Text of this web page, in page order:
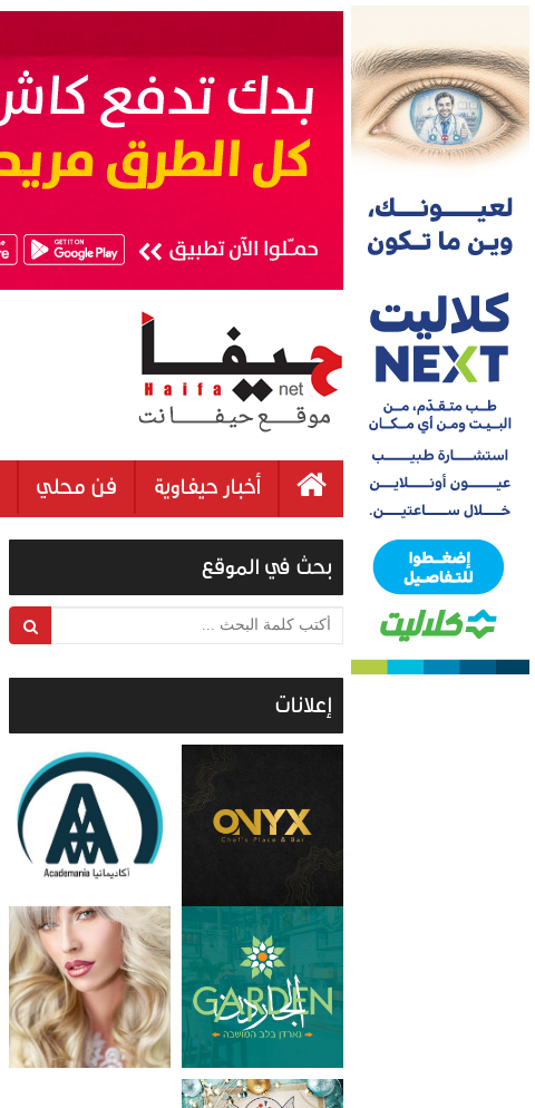
أخبار حيفاوية فن محلي
بحث في الموقع
أكتب كلمة البحث ...
إعلانات